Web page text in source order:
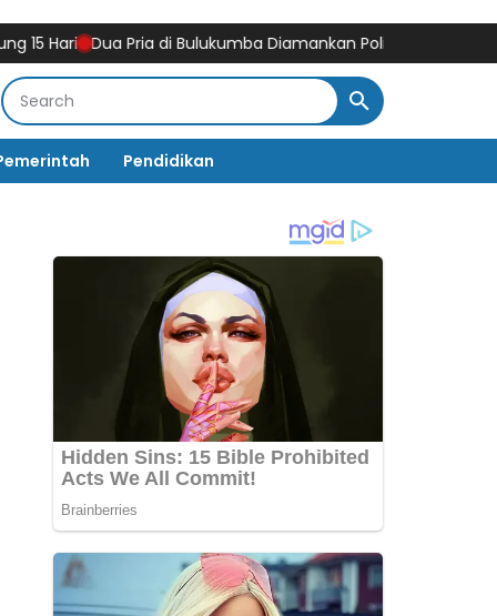
Dua Pria di Bulukumba Diamankan Polisi, Sabu 0,17 Gram
Pendidikan